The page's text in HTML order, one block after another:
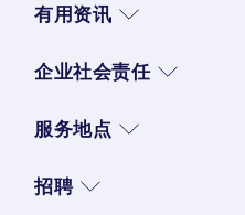
有用资讯
企业社会责任
服务地点
招聘